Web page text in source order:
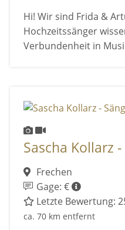
Hi! Wir sind Frida &
Hochzeitssänger
Verbundenheit in
Sascha Kollarz
Frechen
Gage: €
Letzte Bewertung:
ca. 70 km entfernt